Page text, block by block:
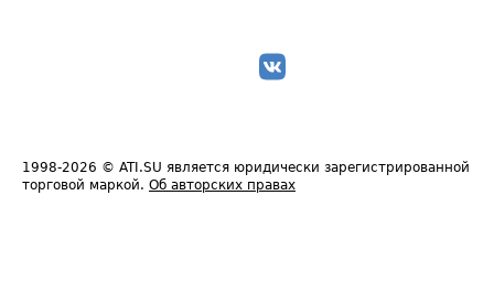
1998-2026 © ATI.SU является юридически зарегистрированной
торговой маркой. Об авторских правах